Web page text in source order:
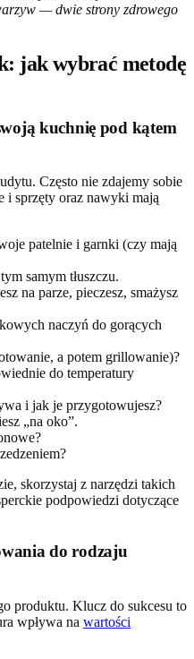
— dwie strony zdrowego
jak wybrać metodę
kuchnię pod kątem
Często nie zdajemy sobie
i sprzęty oraz nawyki mają
patelnie i garnki (czy mają
samym tłuszczu.
na parze, pieczesz, smażysz
naczyń do gorących
a potem grillowanie)?
do temperatury
i jak je przygotowujesz?
„na oko”.
skorzystaj z narzędzi takich
podpowiedzi dotyczące
do rodzaju
produktu. Klucz do sukcesu to
wpływa na wartości